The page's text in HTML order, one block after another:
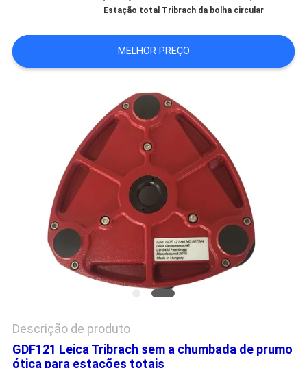
MAPA
DO
Estação total Tribrach da bolha circular
MELHOR PREÇO
Descrição de produto
GDF121 Leica Tribrach sem a chumbada de prumo
ótica para estações totais